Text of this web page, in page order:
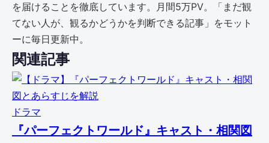
を届けることを徹底しています。月間5万PV。「まだ観
てない人が、観るかどうかを判断できる記事」をモット
ーに毎日更新中。
関連記事
ドラマ
『パーフェクトワールド』キャスト・相関図